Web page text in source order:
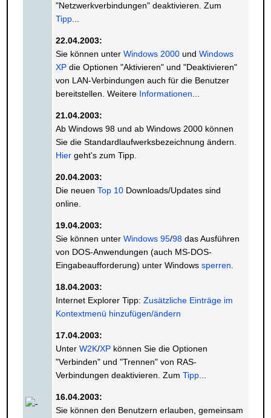
"Netzwerkverbindungen" deaktivieren. Zum
Tipp...
22.04.2003:
Sie können unter Windows 2000und Windows
XPdie Optionen "Aktivieren" und "Deaktivieren"
von LAN-Verbindungen auch für die Benutzer
bereitstellen. Weitere Informationen
21.04.2003:
Ab Windows 98 und ab Windows 2000 können
Sie die Standardlaufwerksbezeichnung ändern.
Hiergeht's zum Tipp.
20.04.2003:
Die neuen Top 10Downloads/Updates sind
online.
19.04.2003:
Sie können unter Windows 95/98das Ausführen
von DOS-Anwendungen (auch MS-DOS-
Eingabeaufforderung) unter Windows sperren
18.04.2003:
Internet Explorer Tipp: Zusätzliche Einträge im
Kontextmenü hinzufügen/ändern
17.04.2003:
Unter W2K/XPkönnen Sie die Optionen
"Verbinden" und "Trennen" von RAS-
Verbindungen deaktivieren. Zum Tipp...
16.04.2003:
Sie können den Benutzern erlauben, gemeinsam